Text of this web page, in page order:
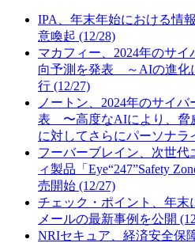
IPA、年末年始における情
意喚起 (12/28)
マカフィー、2024年のサ
向予測を発表 ～AIの進化
行 (12/27)
ノートン、2024年のサイ
表 〜高度なAIにより、脅
に対してさらにパーソナラ
フーバーブレイン、次世
ィ製品「Eye“247”Safety
売開始 (12/27)
チェック・ポイント、年
メールの最新事例を公開
NRIセキュア、経済安全保